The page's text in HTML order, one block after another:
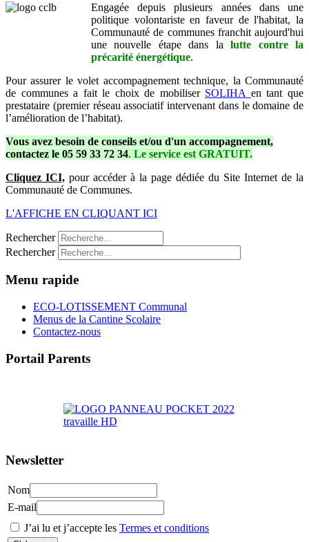
Engagée depuis plusieurs années dans une
politique volontariste en faveur de l'habitat, la
Communauté de communes franchit aujourd'hui
une nouvelle étape dans la lutte contre la
précarité énergétique.
Pour assurer le volet accompagnement technique, la Communauté
de communes a fait le choix de mobiliser SOLIHA en tant que
prestataire (premier réseau associatif intervenant dans le domaine de
l’amélioration de l’habitat).
Vous avez besoin de conseils et/ou d'un accompagnement,
contactez le 05 59 33 72 34. Le service est GRATUIT.
Cliquez ICI, pour accéder à la page dédiée du Site Internet de la
Communauté de Communes.
L'AFFICHE EN CLIQUANT ICI
Rechercher
Rechercher
Menu rapide
ECO-LOTISSEMENT Communal
Menus de la Cantine Scolaire
Contactez-nous
Portail Parents
Newsletter
Nom
E-mail
J’ai lu et j’accepte les Termes et conditions